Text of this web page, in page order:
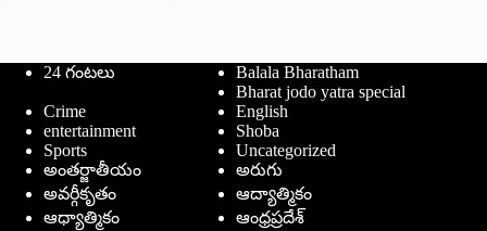
24 గంటలు
Balala Bharatham
Bharat jodo yatra special
Crime
English
entertainment
Shoba
Sports
Uncategorized
అంతర్జాతీయం
అరుగు
అవర్గీకృతం
ఆద్యాత్మికం
ఆధ్యాత్మికం
ఆంధ్రప్రదేశ్